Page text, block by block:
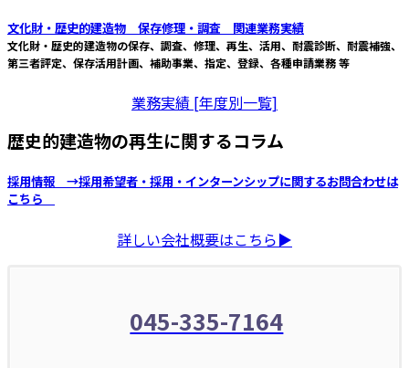
文化財・歴史的建造物 保存修理・調査 関連業務実績
文化財・歴史的建造物の保存、調査、修理、再生、活用、耐震診断、耐震補強、
第三者評定、保存活用計画、補助事業、指定、登録、各種申請業務 等
業務実績 [年度別一覧]
歴史的建造物の再生に関するコラム
採用情報 →採用希望者・採用・インターンシップに関するお問合わせは
こちら
詳しい会社概要はこちら▶︎
045-335-7164